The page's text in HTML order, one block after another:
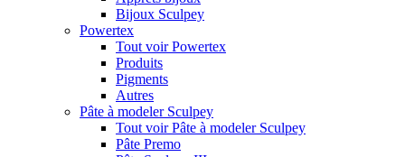
Bijoux Sculpey
Powertex
Tout voir Powertex
Produits
Pigments
Autres
Pâte à modeler Sculpey
Tout voir Pâte à modeler Sculpey
Pâte Premo